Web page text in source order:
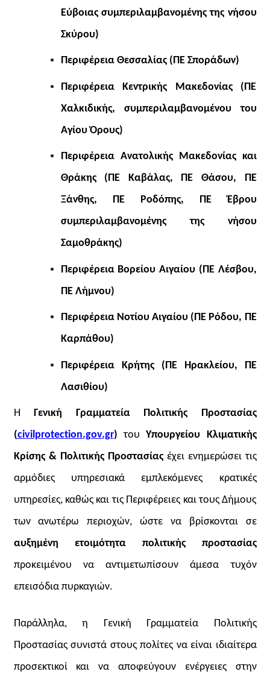
Εύβοιας συμπεριλαμβανομένης της νήσου
Σκύρου)
Περιφέρεια Θεσσαλίας (ΠΕ Σποράδων)
Περιφέρεια Κεντρικής Μακεδονίας (ΠΕ
Χαλκιδικής, συμπεριλαμβανομένου του
Αγίου Όρους)
Περιφέρεια Ανατολικής Μακεδονίας και
Θράκης (ΠΕ Καβάλας, ΠΕ Θάσου, ΠΕ
Ξάνθης, ΠΕ Ροδόπης, ΠΕ Έβρου
συμπεριλαμβανομένης της νήσου
Σαμοθράκης)
Περιφέρεια Βορείου Αιγαίου (ΠΕ Λέσβου,
ΠΕ Λήμνου)
Περιφέρεια Νοτίου Αιγαίου (ΠΕ Ρόδου, ΠΕ
Καρπάθου)
Περιφέρεια Κρήτης (ΠΕ Ηρακλείου, ΠΕ
Λασιθίου)
Η Γενική Γραμματεία Πολιτικής Προστασίας
(civilprotection.gov.gr) του Υπουργείου Κλιματικής
Κρίσης & Πολιτικής Προστασίας έχει ενημερώσει τις
αρμόδιες υπηρεσιακά εμπλεκόμενες κρατικές
υπηρεσίες, καθώς και τις Περιφέρειες και τους Δήμους
των ανωτέρω περιοχών, ώστε να βρίσκονται σε
αυξημένη ετοιμότητα πολιτικής προστασίας
προκειμένου να αντιμετωπίσουν άμεσα τυχόν
επεισόδια πυρκαγιών.
Παράλληλα, η Γενική Γραμματεία Πολιτικής
Προστασίας συνιστά στους πολίτες να είναι ιδιαίτερα
προσεκτικοί και να αποφεύγουν ενέργειες στην